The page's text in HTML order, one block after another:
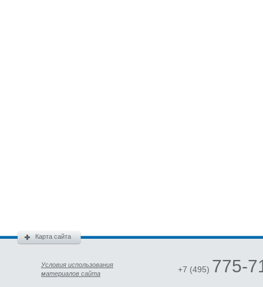
Карта сайта
Условия использования
материалов сайта
+7 (495) 775-